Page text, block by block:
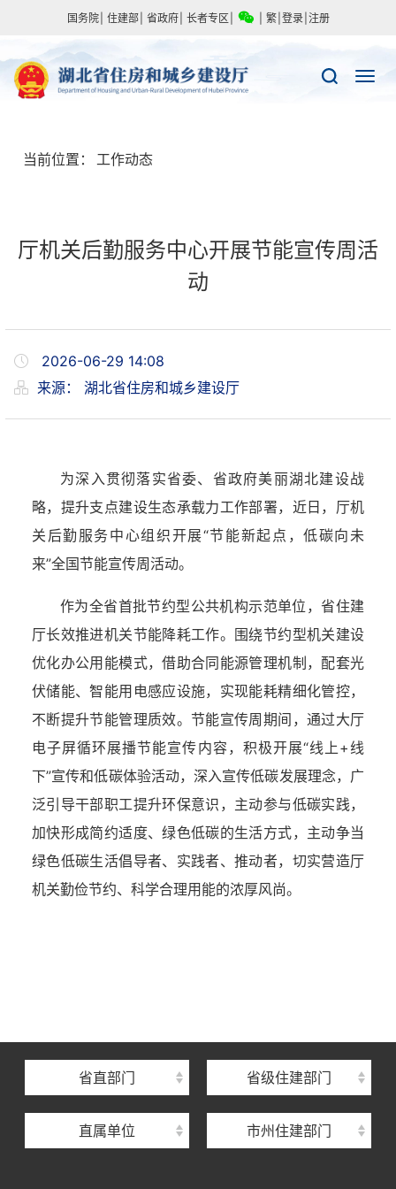
国务院 住建部 省政府 长者专区 繁 登录 注册
当前位置： 工作动态
厅机关后勤服务中心开展节能宣传周活
动
2026-06-29 14:08
来源： 湖北省住房和城乡建设厅
为深入贯彻落实省委、省政府美丽湖北建设战
略，提升支点建设生态承载力工作部署，近日，厅机
关后勤服务中心组织开展“节能新起点，低碳向未
来”全国节能宣传周活动。
作为全省首批节约型公共机构示范单位，省住建
厅长效推进机关节能降耗工作。围绕节约型机关建设
优化办公用能模式，借助合同能源管理机制，配套光
伏储能、智能用电感应设施，实现能耗精细化管控，
不断提升节能管理质效。节能宣传周期间，通过大厅
电子屏循环展播节能宣传内容，积极开展“线上+线
下”宣传和低碳体验活动，深入宣传低碳发展理念，广
泛引导干部职工提升环保意识，主动参与低碳实践，
加快形成简约适度、绿色低碳的生活方式，主动争当
绿色低碳生活倡导者、实践者、推动者，切实营造厅
机关勤俭节约、科学合理用能的浓厚风尚。
省直部门 省级住建部门
直属单位
湖北省住房保障中心
湖北省建设工程质量安全监督总站
湖北省建设工程标准定额管理总站 市州住建部门